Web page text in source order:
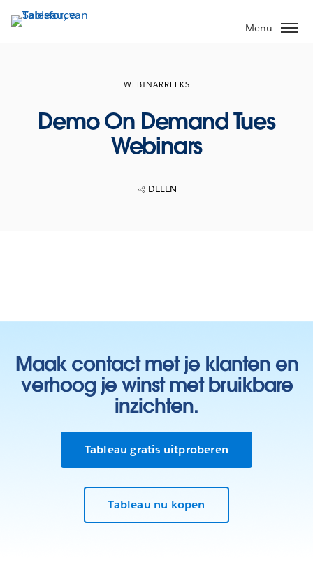
Verder
naar
Menu
WEBINARREEKS
Demo On Demand Tues
Webinars
DELEN
Maak contact met je klanten en
verhoog je winst met bruikbare
inzichten.
Tableau gratis uitproberen
Tableau nu kopen